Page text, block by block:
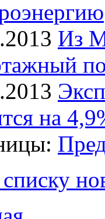
Из
на